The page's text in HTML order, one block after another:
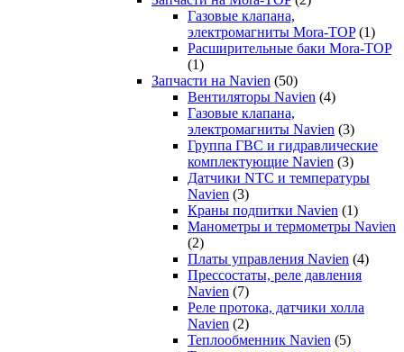
Газовые клапана,
электромагниты Mora-TOP (1)
Расширительные баки Mora-TOP
(1)
Запчасти на Navien (50)
Вентиляторы Navien (4)
Газовые клапана,
электромагниты Navien (3)
Группа ГВС и гидравлические
комплектующие Navien (3)
Датчики NTC и температуры
Navien (3)
Краны подпитки Navien (1)
Манометры и термометры Navien
(2)
Платы управления Navien (4)
Прессостаты, реле давления
Navien (7)
Реле протока, датчики холла
Navien (2)
Теплообменник Navien (5)